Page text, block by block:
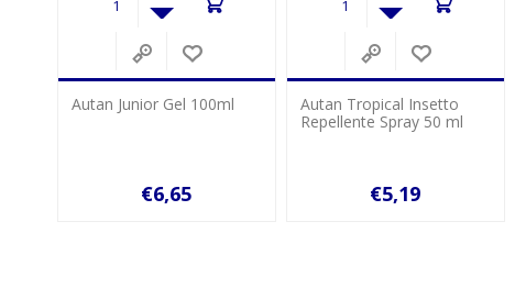
Autan Τropical Insetto
€5,19
Tai After Bite για Μετά το
Τσίμπιμα σε Stick με
Μενθόλη 15ml
€0,79